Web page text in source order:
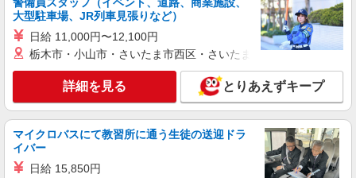
大型駐車場、JR列車見張りなど）
日給 11,000円〜12,100円
栃木市・小山市・さいたま市西区・さいたま市岩槻区・久喜市・
詳細を見る とりあえずキープ
マイクロバスにて教習所に通う生徒の送迎ドラ
イバー
日給 15,850円